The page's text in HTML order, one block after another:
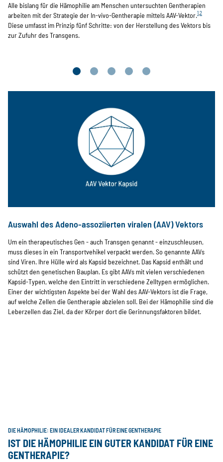
Alle bislang für die Hämophilie am Menschen untersuchten Gentherapien
arbeiten mit der Strategie der In-vivo-Gentherapie mittels AAV-Vektor.1,2
Diese umfasst im Prinzip fünf Schritte: von der Herstellung des Vektors bis
zur Zufuhr des Transgens.
Card 01Card 02Card 03Card 04Card 05
Auswahl des Adeno-assoziierten viralen (AAV) Vektors
Um ein therapeutisches Gen - auch Transgen genannt - einzuschleusen,
muss dieses in ein Transportvehikel verpackt werden. So genannte AAVs
sind Viren. Ihre Hülle wird als Kapsid bezeichnet. Das Kapsid enthält und
schützt den genetischen Bauplan. Es gibt AAVs mit vielen verschiedenen
Kapsid-Typen, welche den Eintritt in verschiedene Zelltypen ermöglichen.
Einer der wichtigsten Aspekte bei der Wahl des AAV-Vektors ist die Frage,
auf welche Zellen die Gentherapie abzielen soll. Bei der Hämophilie sind die
Leberzellen das Ziel, da der Körper dort die Gerinnungsfaktoren bildet.
DIE HÄMOPHILIE: EIN IDEALER KANDIDAT FÜR EINE GENTHERAPIE
IST DIE HÄMOPHILIE EIN GUTER KANDIDAT FÜR EINE
GENTHERAPIE?